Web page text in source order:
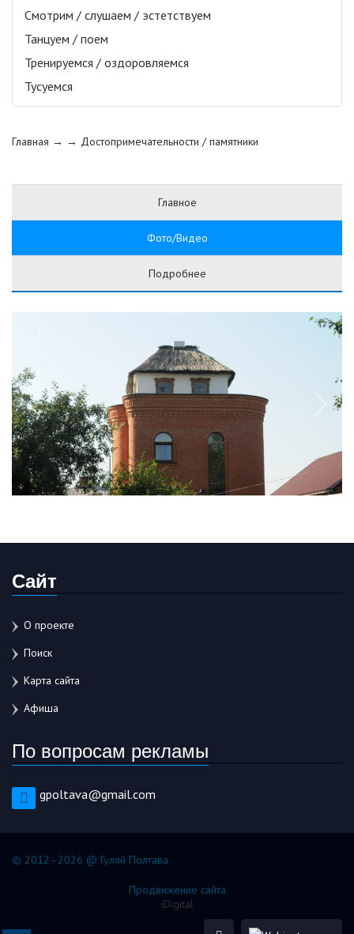
Смотрим / слушаем / эстетствуем
Танцуем / поем
Тренируемся / оздоровляемся
Тусуемся
Главная → → Достопримечательности / памятники
Главное
Фото/Видео
Подробнее
Сайт
О проекте
Поиск
Карта сайта
Афиша
По вопросам рекламы
gpoltava@gmail.com
© 2012–2026 @ Гуляй Полтава
Продвижение сайта
iDigital